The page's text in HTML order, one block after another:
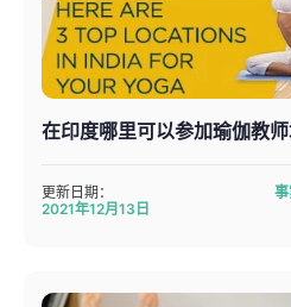
在印度哪里可以参加瑜伽教师
更新日期：
2021年12月13日